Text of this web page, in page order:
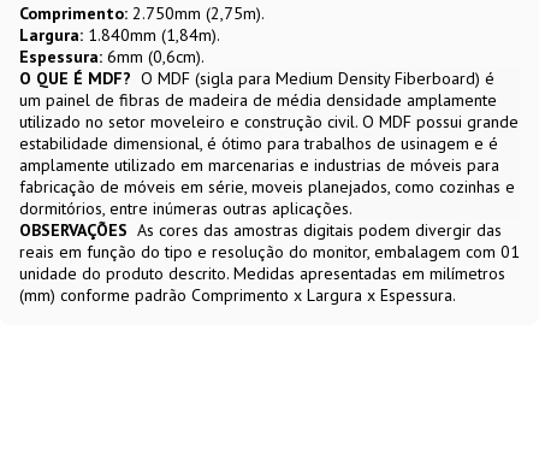
Comprimento: 2.750mm (2,75m).
Largura: 1.840mm (1,84m).
Espessura: 6mm (0,6cm).
O QUE É MDF? O MDF (sigla para Medium Density Fiberboard) é
um painel de fibras de madeira de média densidade amplamente
utilizado no setor moveleiro e construção civil. O MDF possui grande
estabilidade dimensional, é ótimo para trabalhos de usinagem e é
amplamente utilizado em marcenarias e industrias de móveis para
fabricação de móveis em série, moveis planejados, como cozinhas e
dormitórios, entre inúmeras outras aplicações.
OBSERVAÇÕES As cores das amostras digitais podem divergir das
reais em função do tipo e resolução do monitor, embalagem com 01
unidade do produto descrito. Medidas apresentadas em milímetros
(mm) conforme padrão Comprimento x Largura x Espessura.